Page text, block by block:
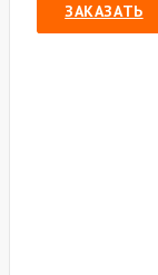
ЗАКАЗАТЬ